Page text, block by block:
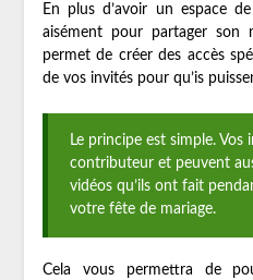
En plus d’avoir un espace
aisément pour partager son
permet de créer des accès
de vos invités pour qu’is
Le principe est simple. Vos
contributeur et peuvent
vidéos qu’ils ont fait
votre fête de mariage.
Cela vous permettra de